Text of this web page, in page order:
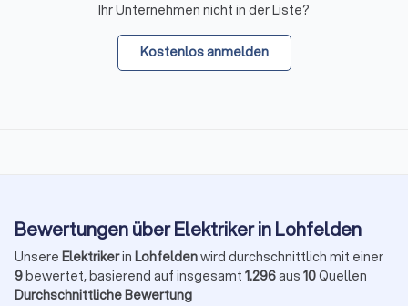
Ihr Unternehmen nicht in der Liste?
Kostenlos anmelden
Bewertungen über Elektriker in Lohfelden
Unsere Elektrikerin Lohfeldenwird durchschnittlich mit einer
9bewertet, basierend auf insgesamt 1.296aus 10Quellen
Durchschnittliche Bewertung